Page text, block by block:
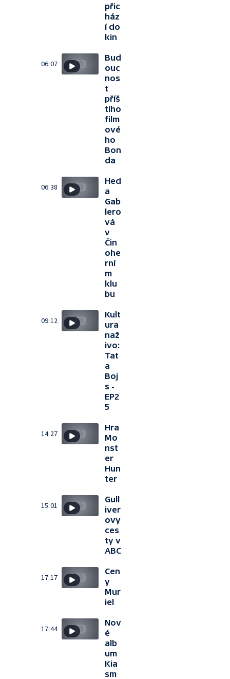
přic
ház
í do
kin
06:07
Bud
ouc
nos
t
příš
tího
film
ové
ho
Bon
da
06:38
Hed
a
Gab
lero
vá
v
Čin
ohe
rní
m
klu
bu
09:12
Kult
ura
naž
ivo:
Tat
a
Boj
s -
EP2
5
14:27
Hra
Mo
nst
er
Hun
ter
15:01
Gull
iver
ovy
ces
ty v
ABC
17:17
Cen
y
Mur
iel
17:44
Nov
é
alb
um
Kia
sm